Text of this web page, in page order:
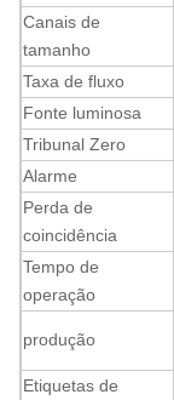
Canais de
tamanho
Taxa de fluxo
Fonte luminosa
Tribunal Zero
Alarme
Perda de
coincidência
Tempo de
operação
produção
Etiquetas de